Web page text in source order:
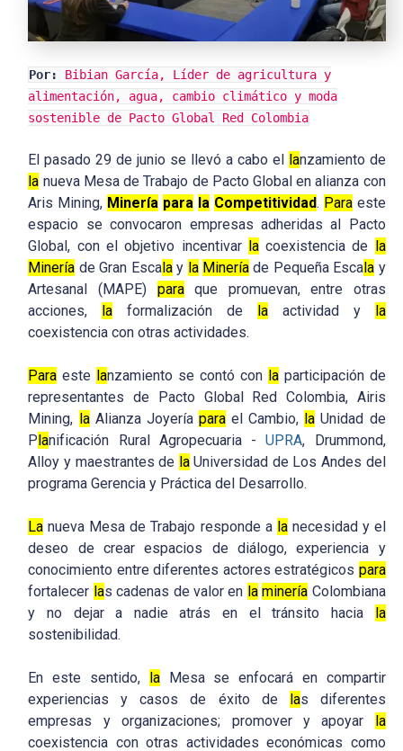
Por: Bibian García, Líder de agricultura y
alimentación, agua, cambio climático y moda
sostenible de Pacto Global Red Colombia
El pasado 29 de junio se llevó a cabo el lanzamiento de
la nueva Mesa de Trabajo de Pacto Global en alianza con
Aris Mining, Minería para la Competitividad. Paraeste
espacio se convocaron empresas adheridas al Pacto
Global, con el objetivo incentivar lacoexistencia de
la
Minería de Gran Escalay la Mineríade Pequeña Esca la y
Artesanal (MAPE) paraque promuevan, entre otras
acciones,
la formalización de laactividad y
la
coexistencia con otras actividades.
Para este lanzamiento se contó con laparticipación de
representantes de Pacto Global Red Colombia, Airis
Mining, laAlianza Joyería parael Cambio, la Unidad de
P lanificación Rural Agropecuaria -UPRA, Drummond,
Alloy y maestrantes de laUniversidad de Los Andes del
programa Gerencia y Práctica del Desarrollo.
La nueva Mesa de Trabajo responde a lanecesidad y el
deseo de crear espacios de diálogo, experiencia y
conocimiento entre diferentes actores estratégicos para
fortalecer las cadenas de valor en la minería Colombiana
y no dejar a nadie atrás en el tránsito hacia
la
sostenibilidad.
En este sentido, laMesa se enfocará en compartir
experiencias y casos de éxito de
las diferentes
empresas y organizaciones; promover y apoyar
la
coexistencia con otras actividades económicas como